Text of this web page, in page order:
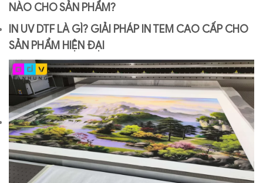
NÀO CHO SẢN PHẨM?
IN UV DTF LÀ GÌ? GIẢI PHÁP IN TEM CAO CẤP CHO
SẢN PHẨM HIỆN ĐẠI